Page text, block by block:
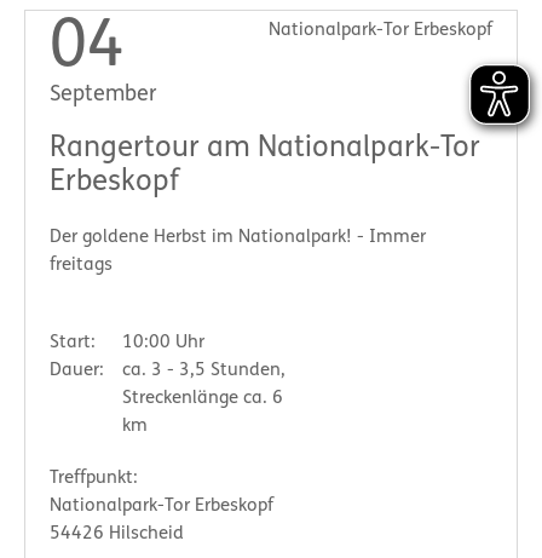
04
September
Nationalpark-Tor Erbeskopf
Rangertour am Nationalpark-Tor
Erbeskopf
Der goldene Herbst im Nationalpark! - Immer
freitags
Start:
10:00 Uhr
Dauer:
ca. 3 - 3,5 Stunden,
Streckenlänge ca. 6
km
Treffpunkt:
Nationalpark-Tor Erbeskopf
54426 Hilscheid